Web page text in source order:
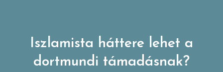
Iszlamista háttere lehet a
dortmundi támadásnak?